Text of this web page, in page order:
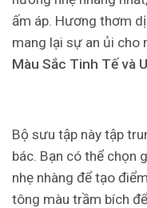
ấm áp. Hương thơm
mang lại sự an ủi cho
Màu Sắc Tinh Tế và
Bộ sưu tập này tập
bác. Bạn có thể chọn
nhẹ nhàng để tạo
tông màu trầm bích